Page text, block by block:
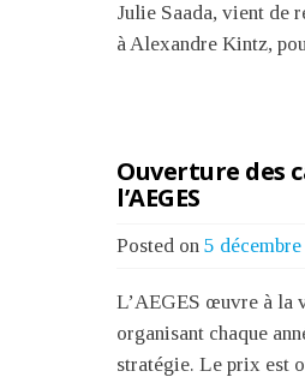
Julie Saada, vient de
à Alexandre Kintz,
Ouverture des
l’AEGES
Posted on5
L’AEGES œuvre à la
organisant chaque
stratégie. Le prix est